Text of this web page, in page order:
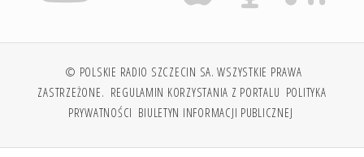
© POLSKIE RADIO SZCZECIN SA. WSZYSTKIE PRAWA
ZASTRZEŻONE. REGULAMIN KORZYSTANIA Z PORTALU POLITYKA
PRYWATNOŚCI BIULETYN INFORMACJI PUBLICZNEJ